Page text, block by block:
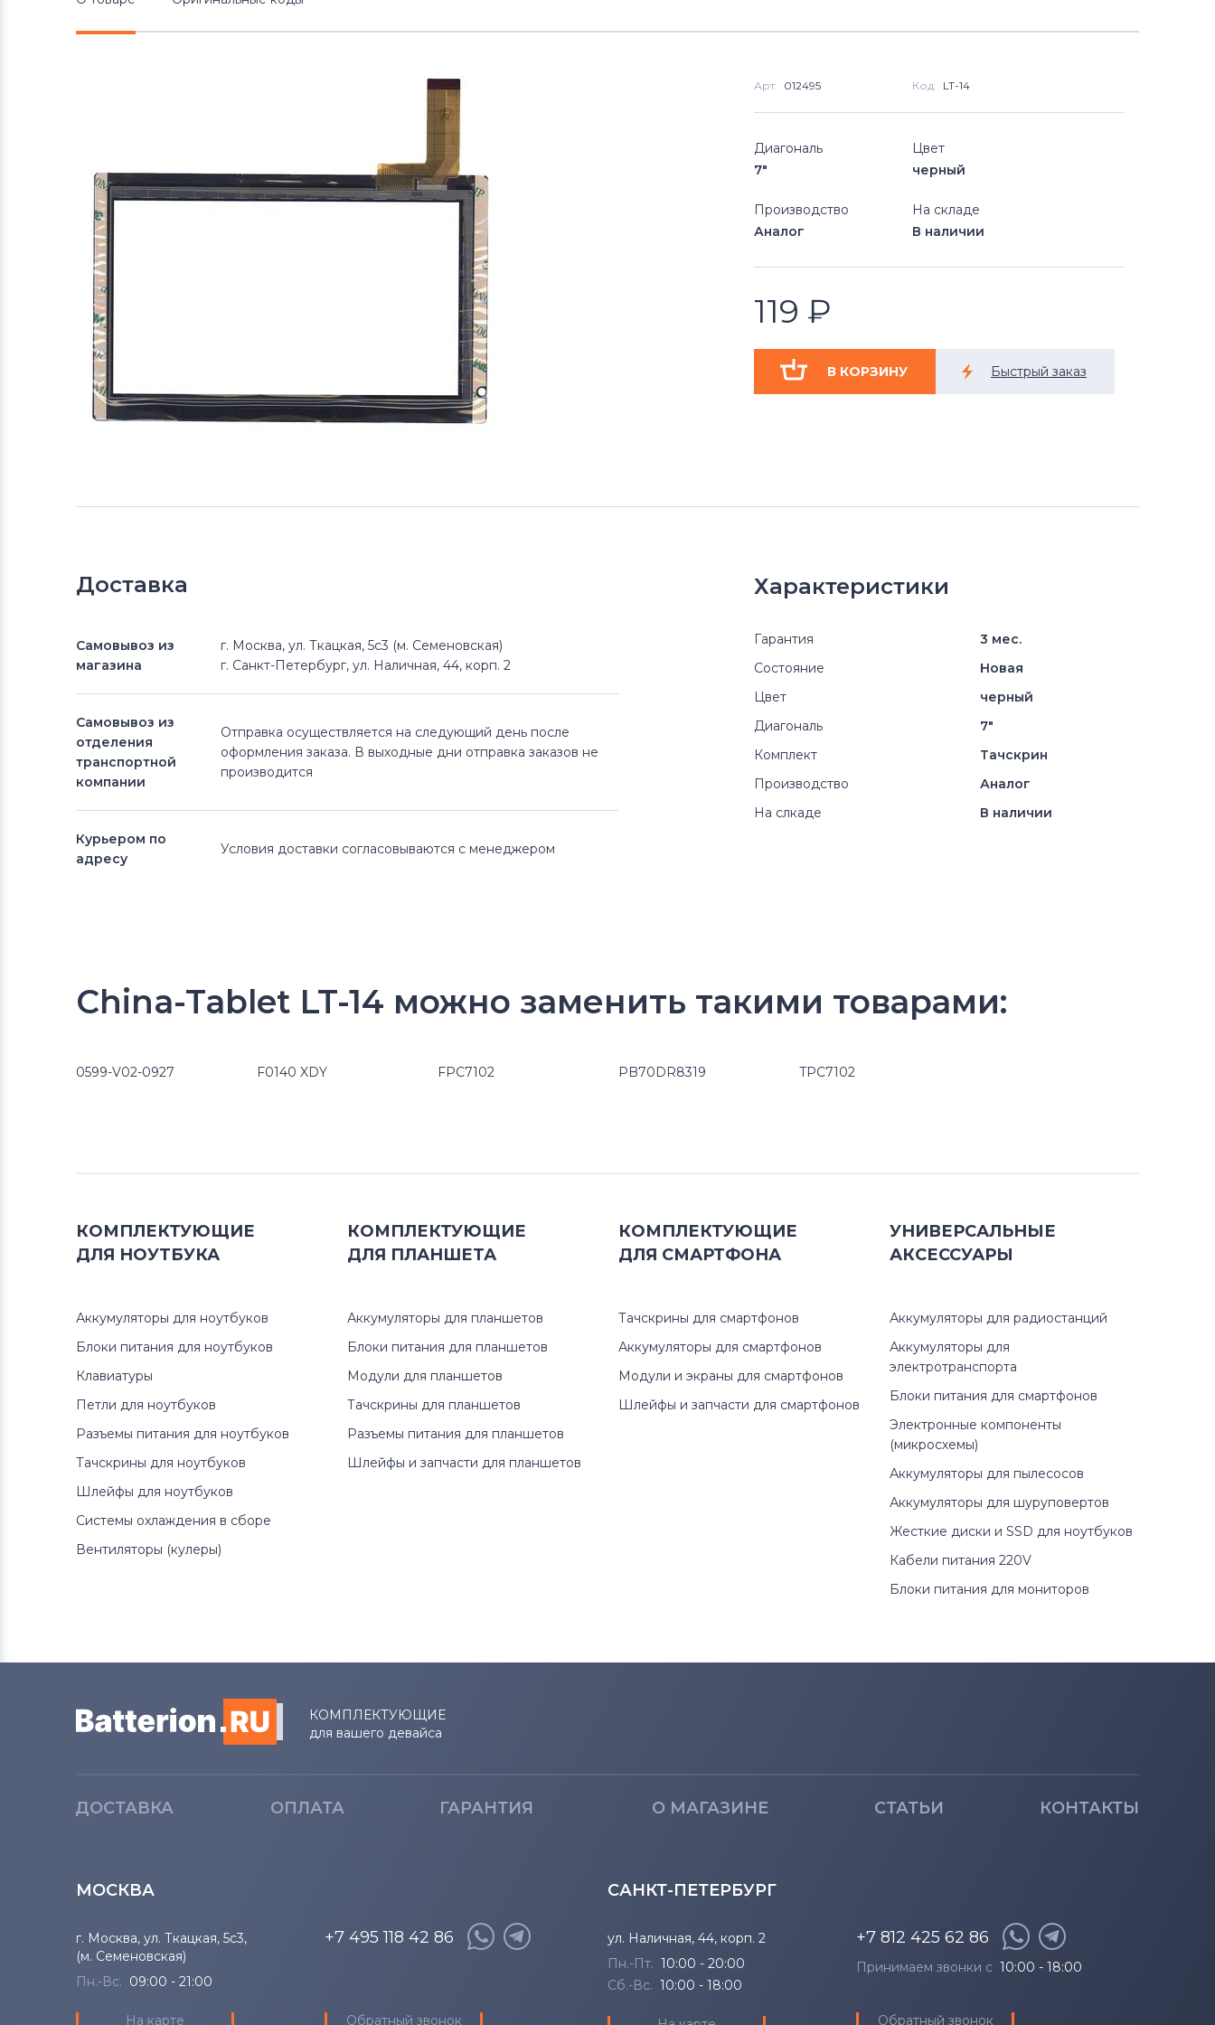
Арт: 012495 Код: LT-14
Диагональ
7"
Цвет
черный
Производство
Аналог
На складе
В наличии
119 ₽
Доставка
Самовывоз из
магазина
г. Москва, ул. Ткацкая, 5с3 (м. Семеновская)
г. Санкт-Петербург, ул. Наличная, 44, корп. 2
Самовывоз из
отделения
транспортной
компании
Отправка осуществляется на следующий день после
оформления заказа. В выходные дни отправка заказов не
производится
Курьером по
адресу
Условия доставки согласовываются с менеджером
Характеристики
Гарантия
3 мес.
Состояние
Новая
Цвет
черный
Диагональ
7"
Комплект
Тачскрин
Производство
Аналог
На слкаде
В наличии
China-Tablet LT-14 можно заменить такими товарами:
0599-V02-0927 F0140 XDY FPC7102 PB70DR8319 TPC7102
КОМПЛЕКТУЮЩИЕ
ДЛЯ НОУТБУКА
Аккумуляторы для ноутбуков
Блоки питания для ноутбуков
Клавиатуры
Петли для ноутбуков
Разъемы питания для ноутбуков
Тачскрины для ноутбуков
Шлейфы для ноутбуков
Системы охлаждения в сборе
Вентиляторы (кулеры)
КОМПЛЕКТУЮЩИЕ
ДЛЯ ПЛАНШЕТА
Аккумуляторы для планшетов
Блоки питания для планшетов
Модули для планшетов
Тачскрины для планшетов
Разъемы питания для планшетов
Шлейфы и запчасти для планшетов
КОМПЛЕКТУЮЩИЕ
ДЛЯ СМАРТФОНА
Тачскрины для смартфонов
Аккумуляторы для смартфонов
Модули и экраны для смартфонов
Шлейфы и запчасти для смартфонов
УНИВЕРСАЛЬНЫЕ
АКСЕССУАРЫ
Аккумуляторы для радиостанций
Аккумуляторы для
электротранспорта
Блоки питания для смартфонов
Электронные компоненты
(микросхемы)
Аккумуляторы для пылесосов
Аккумуляторы для шуруповертов
Жесткие диски и SSD для ноутбуков
Кабели питания 220V
Блоки питания для мониторов
КОМПЛЕКТУЮЩИЕ
для вашего девайса
ДОСТАВКА ОПЛАТА ГАРАНТИЯ О МАГАЗИНЕ СТАТЬИ КОНТАКТЫ
МОСКВА
г. Москва, ул. Ткацкая, 5с3,
(м. Семеновская)
Пн.-Вс. 09:00 - 21:00
На карте
+7 495 118 42 86
Обратный звонок
САНКТ-ПЕТЕРБУРГ
ул. Наличная, 44, корп. 2
Пн.-Пт. 10:00 - 20:00
Сб.-Вс. 10:00 - 18:00
+7 812 425 62 86
Принимаем звонки с 10:00 - 18:00
Обратный звонок